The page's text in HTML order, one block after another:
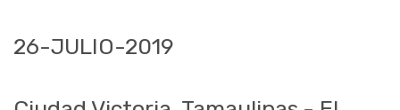
26-JULIO-2019